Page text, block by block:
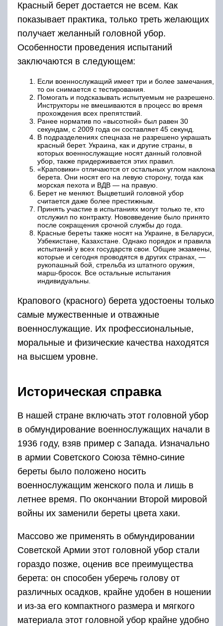
Красный берет достается не всем. Как
показывает практика, только треть желающих
получает желанный головной убор.
Особенности проведения испытаний
заключаются в следующем:
Если военнослужащий имеет три и более замечания,
то он снимается с тестирования.
Помогать и подсказывать испытуемым не разрешено.
Инструкторы не вмешиваются в процесс во время
прохождения всех препятствий.
Ранее норматив по «высотной» был равен 30
секундам, с 2009 года он составляет 45 секунд.
В подразделениях спецназа не разрешено украшать
красный берет. Украина, как и другие страны, в
которых военнослужащие носят данный головной
убор, также придерживается этих правил.
«Краповики» отличаются от остальных углом наклона
берета. Они носят его на левую сторону, тогда как
морская пехота и ВДВ — на правую.
Берет не меняют. Выцветший головной убор
считается даже более престижным.
Принять участие в испытаниях могут только те, кто
отслужил по контракту. Нововведение было принято
после сокращения срочной службы до года.
Красные береты также носят на Украине, в Беларуси,
Узбекистане, Казахстане. Однако порядок и правила
испытаний у всех государств свои. Общие экзамены,
которые и сегодня проводятся в других странах, —
рукопашный бой, стрельба из штатного оружия,
марш-бросок. Все остальные испытания
индивидуальны.
Крапового (красного) берета удостоены только
самые мужественные и отважные
военнослужащие. Их профессиональные,
моральные и физические качества находятся
на высшем уровне.
Историческая справка
В нашей стране включать этот головной убор
в обмундирование военнослужащих начали в
1936 году, взяв пример с Запада. Изначально
в армии Советского Союза тёмно-синие
береты было положено носить
военнослужащим женского пола и лишь в
летнее время. По окончании Второй мировой
войны их заменили береты цвета хаки.
Массово же применять в обмундировании
Советской Армии этот головной убор стали
гораздо позже, оценив все преимущества
берета: он способен уберечь голову от
различных осадков, крайне удобен в ношении
и из-за его компактного размера и мягкого
материала этот головной убор крайне удобно